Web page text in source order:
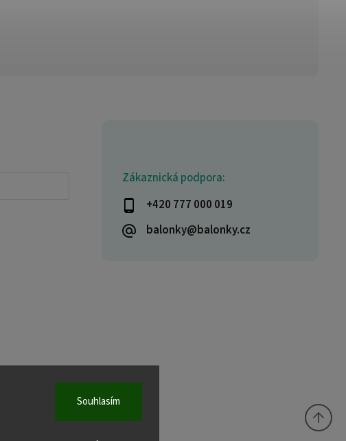
Souhlasím
Zákaznická podpora:
+420 777 000 019
balonky@balonky.cz